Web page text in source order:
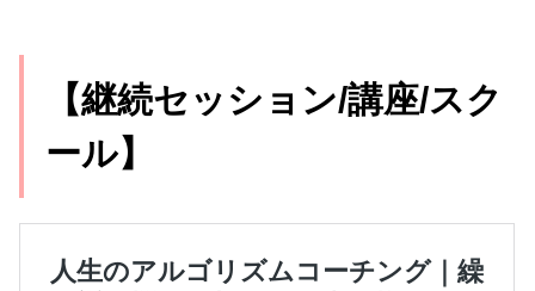
【継続セッション/講座/スク
ール】